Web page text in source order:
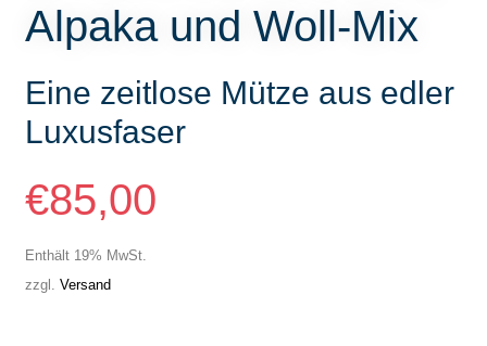
Alpaka und Woll-Mix
Eine zeitlose Mütze aus edler
Luxusfaser
€85,00
Enthält 19% MwSt.
zzgl.Versand